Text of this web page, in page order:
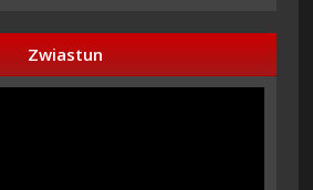
Zwiastun